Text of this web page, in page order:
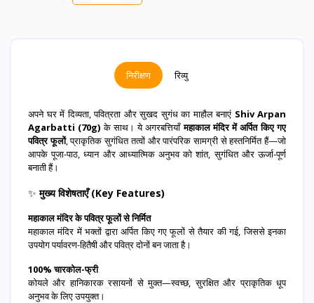
निरीक्षण रिव्यु
अपने घर में दिव्यता, पवित्रता और सुखद सुगंध का माहौल बनाएं Shiv Arpan
Agarbatti (70g) के साथ। ये अगरबत्तियाँमहाकाल मंदिर में अर्पित किए गए
पवित्र फूलों, प्राकृतिक सुगंधित तत्वों और पारंपरिक सामग्री से हस्तनिर्मित हैं—जो
आपके पूजा-पाठ, ध्यान और आध्यात्मिक अनुभव को शांत, सुगंधित और ऊर्जा-पूर्ण
बनाती हैं।
✨मुख्य विशेषताएँ (Key Features)
महाकाल मंदिर के पवित्र फूलों से निर्मित
महाकाल मंदिर में भक्तों द्वारा अर्पित किए गए फूलों से तैयार की गई, जिससे इनका
उपयोग पर्यावरण-हितैषी और पवित्र दोनों बन जाता है।
100% चारकोल-फ्री
कोयले और हानिकारक रसायनों से मुक्त—स्वच्छ, सुरक्षित और प्राकृतिक धूप
अनुभव के लिए उपयुक्त।